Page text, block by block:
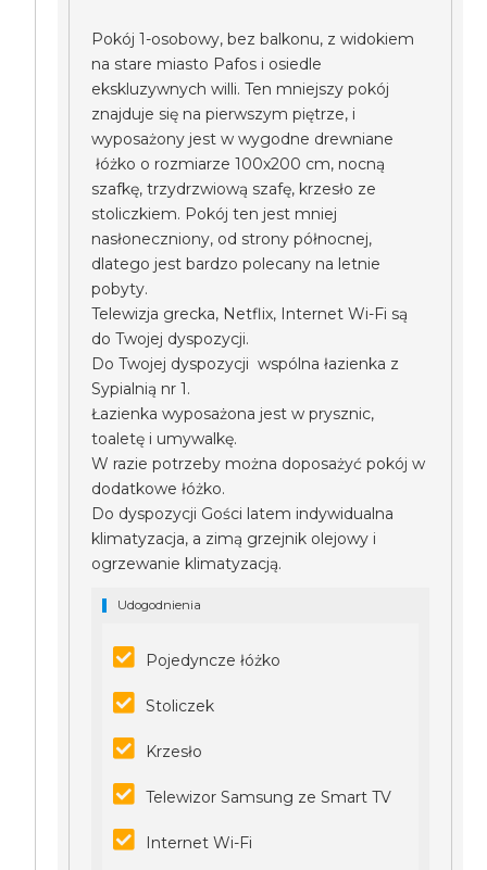
Pokój 1-osobowy, bez balkonu, z widokiem
na stare miasto Pafos i osiedle
ekskluzywnych willi. Ten mniejszy pokój
znajduje się na pierwszym piętrze, i
wyposażony jest w wygodne drewniane
łóżko o rozmiarze 100x200 cm, nocną
szafkę, trzydrzwiową szafę, krzesło ze
stoliczkiem. Pokój ten jest mniej
nasłoneczniony, od strony północnej,
dlatego jest bardzo polecany na letnie
pobyty.
Telewizja grecka, Netflix, Internet Wi-Fi są
do Twojej dyspozycji.
Do Twojej dyspozycji wspólna łazienka z
Sypialnią nr 1.
Łazienka wyposażona jest w prysznic,
toaletę i umywalkę.
W razie potrzeby można doposażyć pokój w
dodatkowe łóżko.
Do dyspozycji Gości latem indywidualna
klimatyzacja, a zimą grzejnik olejowy i
ogrzewanie klimatyzacją.
Udogodnienia
Pojedyncze łóżko
Stoliczek
Krzesło
Telewizor Samsung ze Smart TV
Internet Wi-Fi